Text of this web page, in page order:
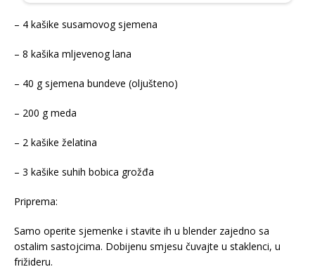
– 4 kašike susamovog sjemena
– 8 kašika mljevenog lana
– 40 g sjemena bundeve (oljušteno)
– 200 g meda
– 2 kašike želatina
– 3 kašike suhih bobica grožđa
Priprema:
Samo operite sjemenke i stavite ih u blender zajedno sa
ostalim sastojcima. Dobijenu smjesu čuvajte u staklenci, u
frižideru.